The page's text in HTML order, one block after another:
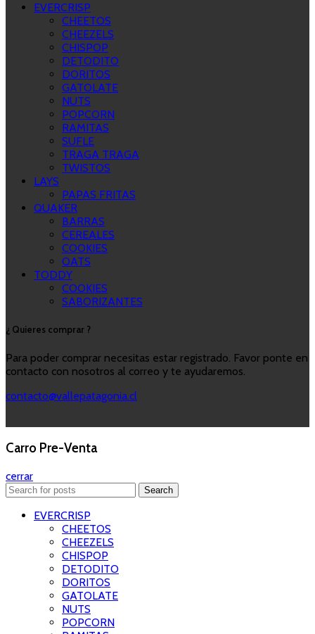
EVERCRISP
CHEETOS
CHEEZELS
CHISPOP
DETODITO
DORITOS
GATOLATE
NUTS
POPCORN
RAMITAS
SUFLE
TRAGA TRAGA
TWISTOS
LAYS
PAPAS FRITAS
QUAKER
BARRAS
CEREALES
COOKIES
OATS
TODDY
COOKIES
SABORIZANTES
¿ Quieres comprar ?
Para poder comprar necesitas estar registrado. Favor ponte en
contacto con nosotros al correo y te ayudaremos.
contacto@vallepatagonia.cl
Carro Pre-Venta
cerrar
Search
EVERCRISP
CHEETOS
CHEEZELS
CHISPOP
DETODITO
DORITOS
GATOLATE
NUTS
POPCORN